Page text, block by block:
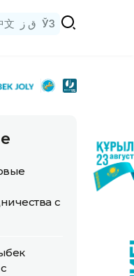
文 ق ز ЎЗ
с